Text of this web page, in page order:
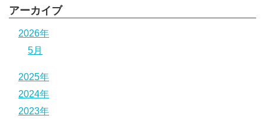
アーカイブ
2026年
5月
2025年
2024年
2023年